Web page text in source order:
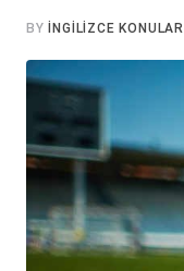
BY İNGILIZCE KONULAR